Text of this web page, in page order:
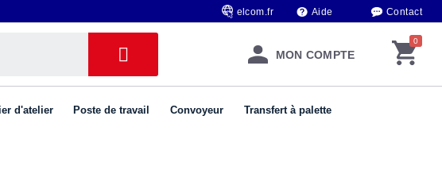
elcom.fr Aide Contact
MON COMPTE
d'atelier Poste de travail Convoyeur Transfert à palette